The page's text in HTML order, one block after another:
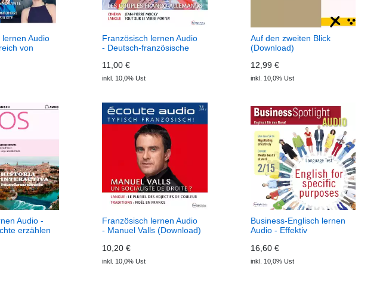
Audio
von
Französisch lernen Audio
- Deutsch-französische
audio
11,00 €
inkl. 10,0% Ust
Auf den zweiten Blick
(Download)
12,99 €
inkl. 10,0% Ust
Audio -
erzählen
Französisch lernen Audio
- Manuel Valls (Download)
10,20 €
inkl. 10,0% Ust
Business-Englisch lernen
Audio - Effektiv
Business Spotlight Audio
16,60 €
inkl. 10,0% Ust